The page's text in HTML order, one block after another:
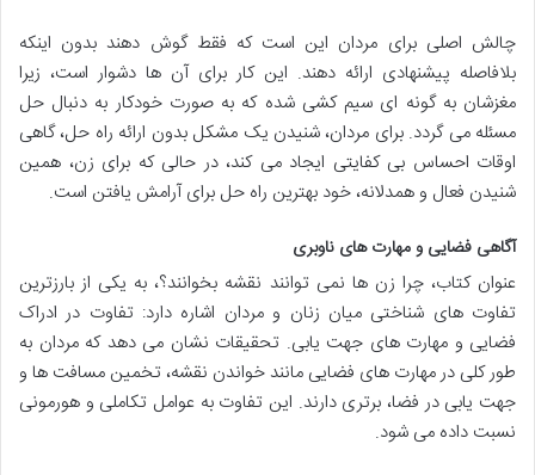
چالش اصلی برای مردان این است که فقط گوش دهند بدون اینکه
بلافاصله پیشنهادی ارائه دهند. این کار برای آن ها دشوار است، زیرا
مغزشان به گونه ای سیم کشی شده که به صورت خودکار به دنبال حل
مسئله می گردد. برای مردان، شنیدن یک مشکل بدون ارائه راه حل، گاهی
اوقات احساس بی کفایتی ایجاد می کند، در حالی که برای زن، همین
شنیدن فعال و همدلانه، خود بهترین راه حل برای آرامش یافتن است.
آگاهی فضایی و مهارت های ناوبری
عنوان کتاب، چرا زن ها نمی توانند نقشه بخوانند؟، به یکی از بارزترین
تفاوت های شناختی میان زنان و مردان اشاره دارد: تفاوت در ادراک
فضایی و مهارت های جهت یابی. تحقیقات نشان می دهد که مردان به
طور کلی در مهارت های فضایی مانند خواندن نقشه، تخمین مسافت ها و
جهت یابی در فضا، برتری دارند. این تفاوت به عوامل تکاملی و هورمونی
نسبت داده می شود.